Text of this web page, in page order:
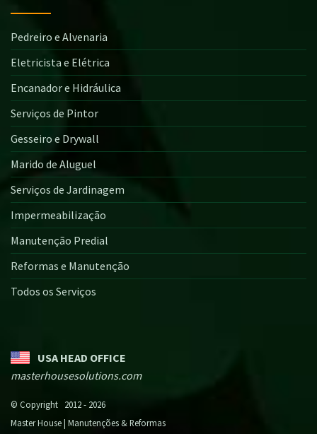
Pedreiro e Alvenaria
Eletricista e Elétrica
Encanador e Hidráulica
Serviços de Pintor
Gesseiro e Drywall
Marido de Aluguel
Serviços de Jardinagem
Impermeabilização
Manutenção Predial
Reformas e Manutenção
Todos os Serviços
USA HEAD OFFICE
masterhousesolutions.com
© Copyright 2012 - 2026
Master House | Manutenções & Reformas